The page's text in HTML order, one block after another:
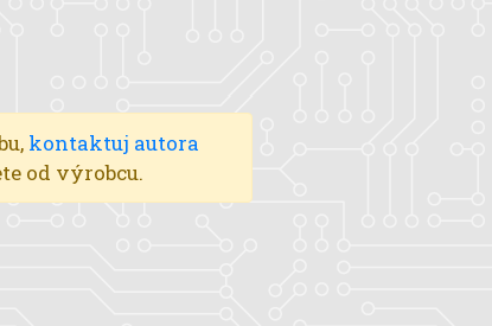
kontaktuj autora
od výrobcu.